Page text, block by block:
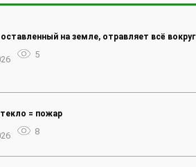
на земле, отравляет всё вокруг
5
= пожар
8